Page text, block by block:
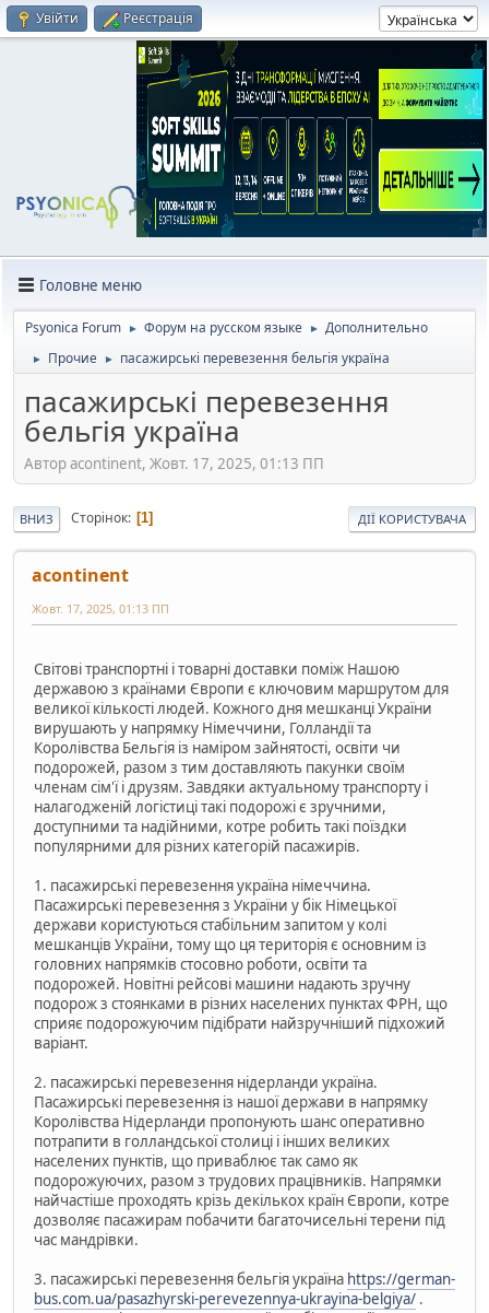
Увійти Реєстрація
Головне меню
Psyonica Forum ► Форум на русском языке ► Дополнительно
► Прочие ► пасажирські перевезення бельгія україна
пасажирські перевезення
бельгія україна
Автор acontinent, Жовт. 17, 2025, 01:13 ПП
ВНИЗ Сторінок 1 ДІЇ КОРИСТУВАЧА
acontinent
Жовт. 17, 2025, 01:13 ПП
Світові транспортні і товарні доставки поміж Нашою
державою з країнами Європи є ключовим маршрутом для
великої кількості людей. Кожного дня мешканці України
вирушають у напрямку Німеччини, Голландії та
Королівства Бельгія із наміром зайнятості, освіти чи
подорожей, разом з тим доставляють пакунки своїм
членам сім'ї і друзям. Завдяки актуальному транспорту і
налагодженій логістиці такі подорожі є зручними,
доступними та надійними, котре робить такі поїздки
популярними для різних категорій пасажирів.
1. пасажирські перевезення україна німеччина.
Пасажирські перевезення з України у бік Німецької
держави користуються стабільним запитом у колі
мешканців України, тому що ця територія є основним із
головних напрямків стосовно роботи, освіти та
подорожей. Новітні рейсові машини надають зручну
подорож з стоянками в різних населених пунктах ФРН, що
сприяє подорожуючим підібрати найзручніший підхожий
варіант.
2. пасажирські перевезення нідерланди україна.
Пасажирські перевезення із нашої держави в напрямку
Королівства Нідерланди пропонують шанс оперативно
потрапити в голландської столиці і інших великих
населених пунктів, що приваблює так само як
подорожуючих, разом з трудових працівників. Напрямки
найчастіше проходять крізь декількох країн Європи, котре
дозволяє пасажирам побачити багаточисельні терени під
час мандрівки.
3. пасажирські перевезення бельгія україна https://german-
bus.com.ua/pasazhyrski-perevezennya-ukrayina-belgiya/ .